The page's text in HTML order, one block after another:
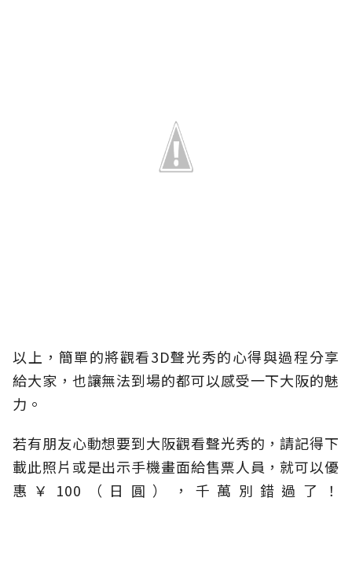
以上，簡單的將觀看3D聲光秀的心得與過程分享
給大家，也讓無法到場的都可以感受一下大阪的魅
力。
若有朋友心動想要到大阪觀看聲光秀的，請記得下
載此照片或是出示手機畫面給售票人員，就可以優
惠￥100（日圓），千萬別錯過了！